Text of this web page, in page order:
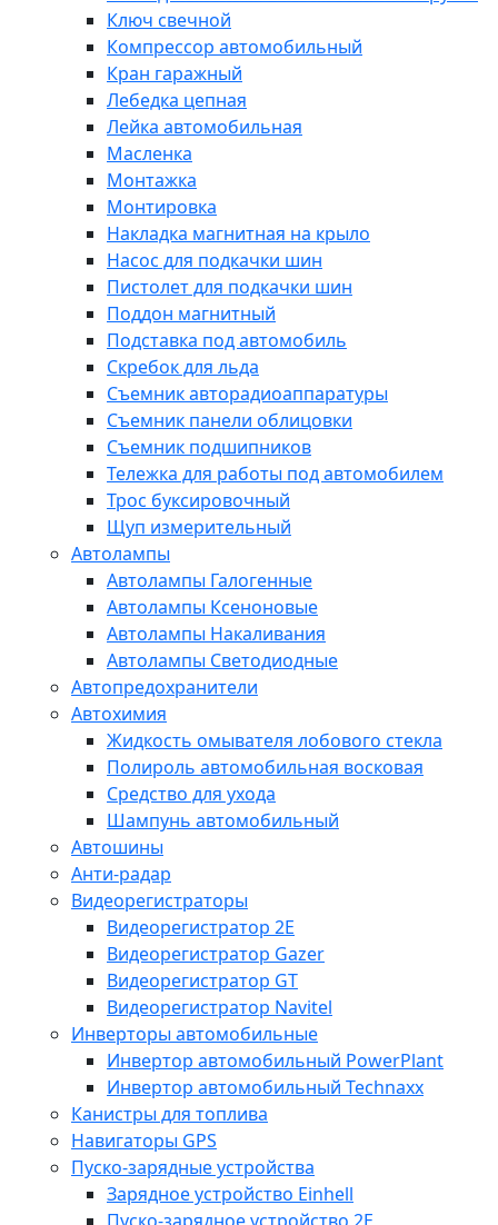
Ключ свечной
Компрессор автомобильный
Кран гаражный
Лебедка цепная
Лейка автомобильная
Масленка
Монтажка
Монтировка
Накладка магнитная на крыло
Насос для подкачки шин
Пистолет для подкачки шин
Поддон магнитный
Подставка под автомобиль
Скребок для льда
Съемник авторадиоаппаратуры
Съемник панели облицовки
Съемник подшипников
Тележка для работы под автомобилем
Трос буксировочный
Щуп измерительный
Автолампы
Автолампы Галогенные
Автолампы Ксеноновые
Автолампы Накаливания
Автолампы Светодиодные
Автопредохранители
Автохимия
Жидкость омывателя лобового стекла
Полироль автомобильная восковая
Средство для ухода
Шампунь автомобильный
Автошины
Анти-радар
Видеорегистраторы
Видеорегистратор 2E
Видеорегистратор Gazer
Видеорегистратор GT
Видеорегистратор Navitel
Инверторы автомобильные
Инвертор автомобильный PowerPlant
Инвертор автомобильный Technaxx
Канистры для топлива
Навигаторы GPS
Пуско-зарядные устройства
Зарядное устройство Einhell